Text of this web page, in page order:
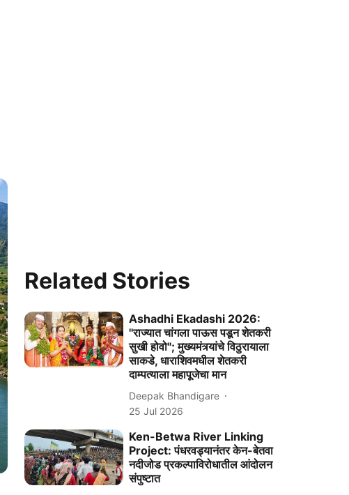
Related Stories
Ashadhi Ekadashi 2026:
''राज्यात चांगला पाऊस पडून शेतकरी
सुखी होवो''; मुख्यमंत्र्यांचे विठुरायाला
साकडे, धाराशिवमधील शेतकरी
दाम्पत्याला महापूजेचा मान
Deepak Bhandigare
25 Jul 2026
Ken-Betwa River Linking
Project: पंधरवड्यानंतर केन-बेतवा
नदीजोड प्रकल्पाविरोधातील आंदोलन
संपुष्टात